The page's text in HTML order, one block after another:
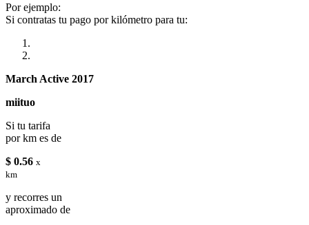
Por ejemplo:
Si contratas tu pago por kilómetro para tu:
March Active 2017
miituo
Si tu tarifa
por km es de
$ 0.56 x
km
y recorres un
aproximado de